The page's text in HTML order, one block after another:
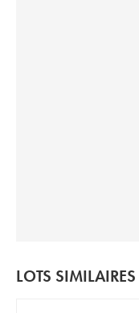
LOTS SIMILAIRES